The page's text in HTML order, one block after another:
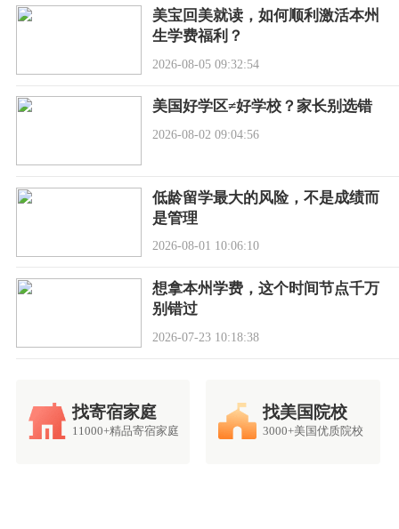
美宝回美就读，如何顺利激活本州
生学费福利？
2026-08-05 09:32:54
美国好学区≠好学校？家长别选错
2026-08-02 09:04:56
低龄留学最大的风险，不是成绩而
是管理
2026-08-01 10:06:10
想拿本州学费，这个时间节点千万
别错过
2026-07-23 10:18:38
找寄宿家庭
11000+精品寄宿家庭
找美国院校
3000+美国优质院校